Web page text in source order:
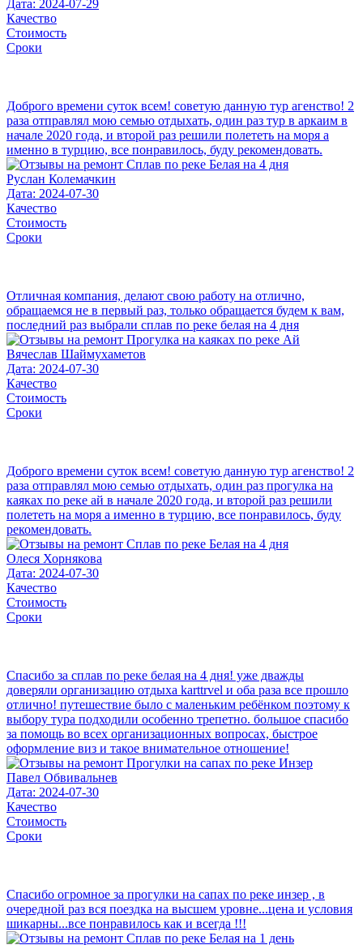
Дата: 2024-07-29
Качество
Стоимость
Сроки
Доброго времени суток всем! советую данную тур агенство! 2
раза отправлял мою семью отдыхать, один раз тур в аркаим в
начале 2020 года, и второй раз решили полететь на моря а
именно в турцию, все понравилось, буду рекомендовать.
Руслан Колемачкин
Дата: 2024-07-30
Качество
Стоимость
Сроки
Отличная компания, делают свою работу на отлично,
обращаемся не в первый раз, только обращается будем к вам,
последний раз выбрали сплав по реке белая на 4 дня
Вячеслав Шаймухаметов
Дата: 2024-07-30
Качество
Стоимость
Сроки
Доброго времени суток всем! советую данную тур агенство! 2
раза отправлял мою семью отдыхать, один раз прогулка на
каяках по реке ай в начале 2020 года, и второй раз решили
полететь на моря а именно в турцию, все понравилось, буду
рекомендовать.
Олеся Хорнякова
Дата: 2024-07-30
Качество
Стоимость
Сроки
Спасибо за сплав по реке белая на 4 дня! уже дважды
доверяли организацию отдыха karttrvel и оба раза все прошло
отлично! путешествие было с маленьким ребёнком поэтому к
выбору тура подходили особенно трепетно. большое спасибо
за помощь во всех организационных вопросах, быстрое
оформление виз и такое внимательное отношение!
Павел Обвивальнев
Дата: 2024-07-30
Качество
Стоимость
Сроки
Спасибо огромное за прогулки на сапах по реке инзер , в
очередной раз вся поездка на высшем уровне...цена и условия
шикарны...все понравилось как и всегда !!!